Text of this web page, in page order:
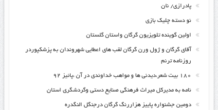
پادرازی/ نان
نو دسته چلیک بازی
اولین گوینده تلویزیون گرگان واستان گلستان
آقای گرگان و ژول ورن گرگان لقب های اعطایی شهروندان به پزشکپوردر
روزنامه ترنم
۱۸۰ بیت شعر،دیدنی ها و مواهب خداوندی در آن ،پائیز ۹۲
نامه به مدیرکل میراث فرهنگی صنایع دستی وگردشگری استان
دومین جشنواره پاییز هزاررنگ گرگان درجنگل النگدره